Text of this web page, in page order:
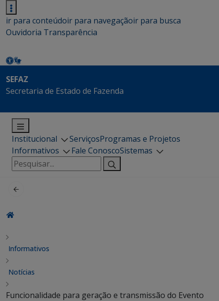
ir para conteúdoir para navegaçãoir para busca
Ouvidoria Transparência
SEFAZ
Secretaria de Estado de Fazenda
Institucional ServiçosProgramas e Projetos
Informativos
Fale ConoscoSistemas
Pesquisar
por:
Informativos
Notícias
Funcionalidade para geração e transmissão do Evento